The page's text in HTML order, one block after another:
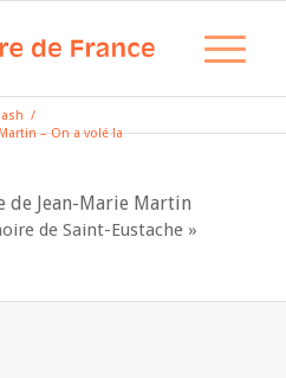
/
– On a volé la
de Jean-Marie Martin
de Saint-Eustache »